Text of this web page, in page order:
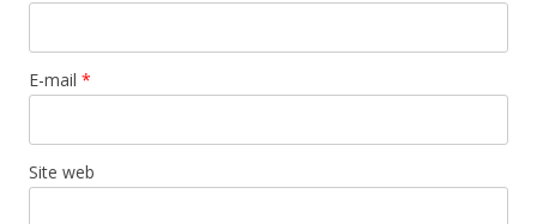
E-mail *
Site web